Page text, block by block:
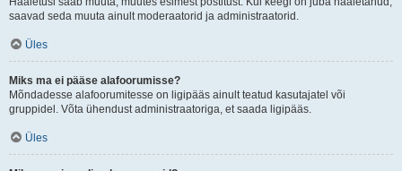
saavad seda muuta ainult moderaatorid ja administraatorid.
Üles
Miks ma ei pääse alafoorumisse?
Mõndadesse alafoorumitesse on ligipääs ainult teatud kasutajatel või
gruppidel. Võta ühendust administraatoriga, et saada ligipääs.
Üles